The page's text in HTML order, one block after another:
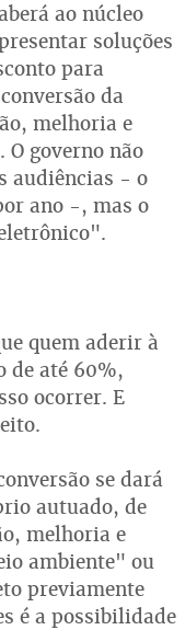
ao núcleo
soluções
para
da
melhoria e
governo não
audiências - o
ano -, mas o
quem aderir à
de até 60%,
ocorrer. E
se dará
autuado, de
melhoria e
ambiente" ou
previamente
é a possibilidade